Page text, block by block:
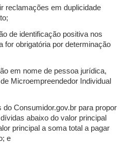
reclamações em duplicidade
de identificação positiva nos
for obrigatória por determinação
em nome de pessoa jurídica,
Microempreendedor Individual
do Consumidor.gov.br para propor
abaixo do valor principal
principal a soma total a pagar
e